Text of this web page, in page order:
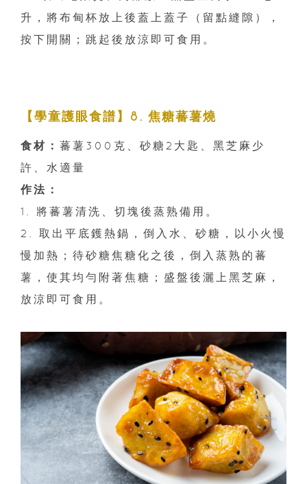
升，將布甸杯放上後蓋上蓋子（留點縫隙），
按下開關；跳起後放涼即可食用。
【學童護眼食譜】8. 焦糖蕃薯燒
食材： 蕃薯300克、砂糖2大匙、黑芝麻少
許、水適量
作法：
1. 將蕃薯清洗、切塊後蒸熟備用。
2. 取出平底鑊熱鍋，倒入水、砂糖，以小火慢
慢加熱；待砂糖焦糖化之後，倒入蒸熟的蕃
薯，使其均勻附著焦糖；盛盤後灑上黑芝麻，
放涼即可食用。